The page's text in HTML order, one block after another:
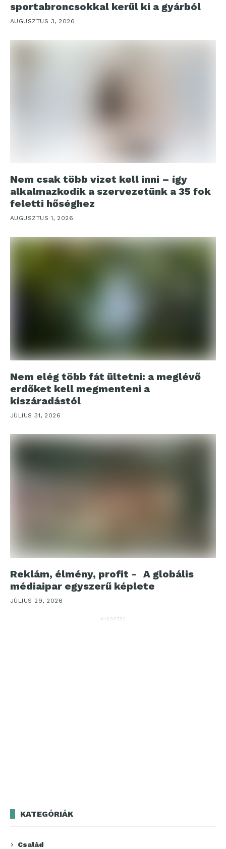
sportabroncsokkal kerül ki a gyárból
AUGUSZTUS 3, 2026
Nem csak több vizet kell inni – így
alkalmazkodik a szervezetünk a 35 fok
feletti hőséghez
AUGUSZTUS 1, 2026
Nem elég több fát ültetni: a meglévő
erdőket kell megmenteni a
kiszáradástól
JÚLIUS 31, 2026
Reklám, élmény, profit - A globális
médiaipar egyszerű képlete
JÚLIUS 29, 2026
HIRDETÉS
KATEGÓRIÁK
Család